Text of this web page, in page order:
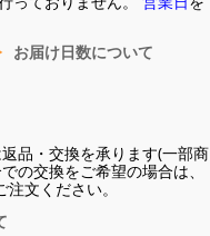
お届け日数について
品・交換を承ります(一部商
の交換をご希望の場合は、
文ください。